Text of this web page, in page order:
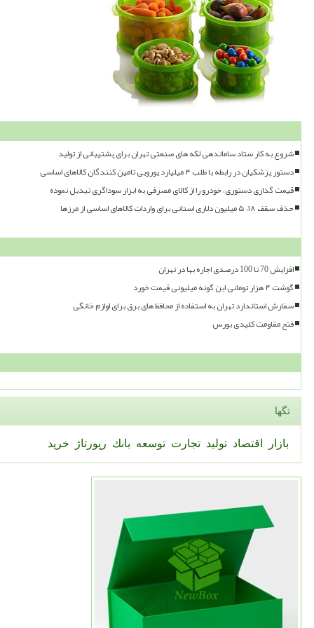
شروع به کار ستاد ساماندهی لکه های صنعتی تهران برای پشتیبانی از تولید
دستور پزشکیان در رابطه با طلب ۴ میلیارد یورویی تامین کنندگان کالاهای اساسی
قیمت گذاری دستوری، خودرو را از کالای مصرفی به ابزار سوداگری تبدیل نموده
حذف سقف ۱۸، ۵ میلیون دلاری استانی برای واردات کالاهای اساسی از مرزها
افزایش 70 تا 100 درصدی اجاره بها در تهران
گوشت ۴ هزار تومانی این گونه میلیونی قیمت خورد
سفارش استاندارد تهران به استفاده از محافظ های برق برای لوازم خانگی
فتح مقاومت کلیدی بورس
تگها
بازار اقتصاد تولید تجارت توسعه بانك رپورتاژ خرید